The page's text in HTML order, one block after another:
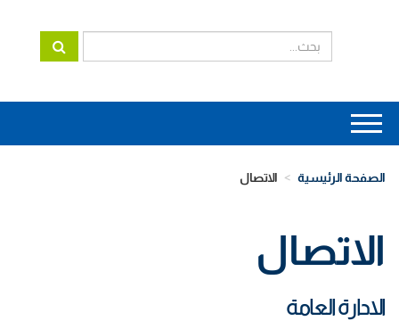
Main
navigation
الصفحة الرئيسية الاتصال
الاتصال
الادارة العامة